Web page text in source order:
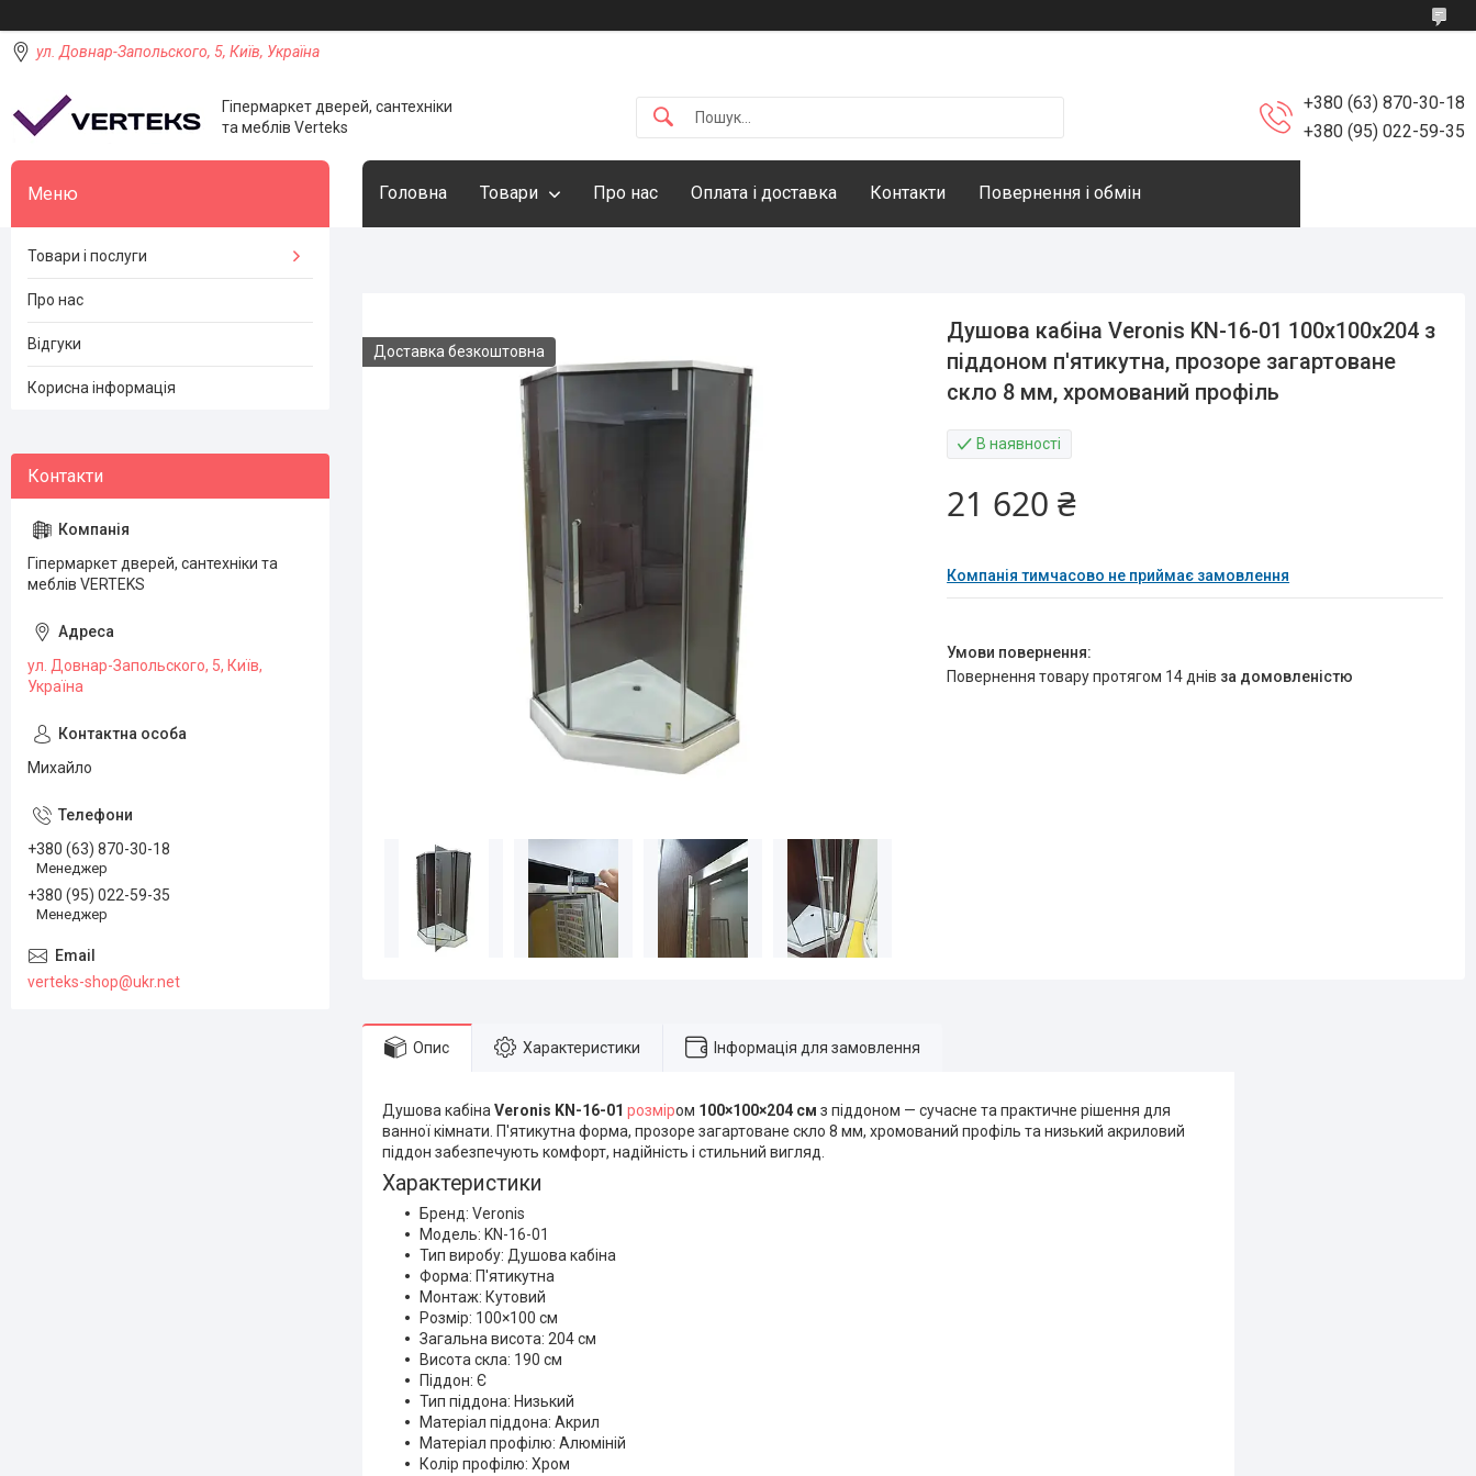
ул. Довнар-Запольского, 5, Київ, Україна
Гіпермаркет дверей, сантехніки
та меблів Verteks
+380 (63) 870-30-18
+380 (95) 022-59-35
Головна Товари Про нас Оплата і доставка Контакти Повернення і обмін
Доставка безкоштовна
Душова кабіна Veronis KN-16-01 100х100х204 з
піддоном п'ятикутна, прозоре загартоване
скло 8 мм, хромований профіль
В наявності
21 620 ₴
Компанія тимчасово не приймає замовлення
повернення товару протягом 14 днів за домовленістю
Опис Характеристики Інформація для замовлення
Душова кабіна Veronis KN-16-01 розміром 100×100×204 см з піддоном — сучасне та практичне рішення для
ванної кімнати. П'ятикутна форма, прозоре загартоване скло 8 мм, хромований профіль та низький акриловий
піддон забезпечують комфорт, надійність і стильний вигляд.
Характеристики
Бренд: Veronis
Модель: KN-16-01
Тип виробу: Душова кабіна
Форма: П'ятикутна
Монтаж: Кутовий
Розмір: 100×100 см
Загальна висота: 204 см
Висота скла: 190 см
Піддон: Є
Тип піддона: Низький
Матеріал піддона: Акрил
Матеріал профілю: Алюміній
Колір профілю: Хром
Товари і послуги
Про нас
Відгуки
Корисна інформація
Гіпермаркет дверей, сантехніки та
меблів VERTEKS
ул. Довнар-Запольского, 5, Київ,
Україна
Михайло
+380 (63) 870-30-18
Менеджер
+380 (95) 022-59-35
Менеджер
verteks-shop@ukr.net